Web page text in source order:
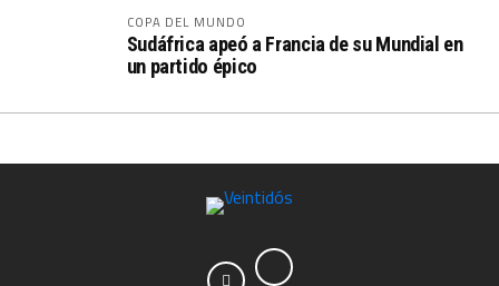
COPA DEL MUNDO
Sudáfrica apeó a Francia de su Mundial en
un partido épico